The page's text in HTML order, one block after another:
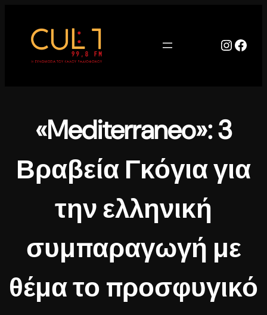
περιεχόμενο
«Mediterraneo»: 3
Βραβεία Γκόγια για
την ελληνική
συμπαραγωγή με
θέμα το προσφυγικό